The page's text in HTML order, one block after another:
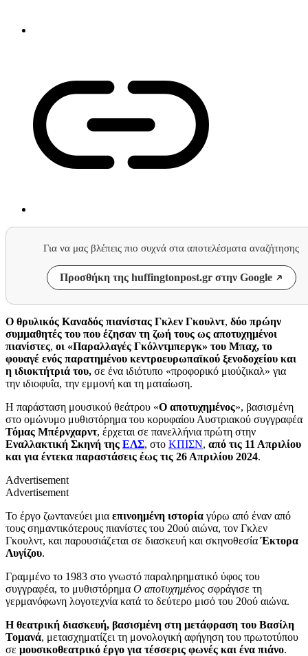
Για να μας βλέπεις πιο συχνά στα αποτελέσματα αναζήτησης
Προσθήκη της huffingtonpost.gr στην Google
Ο θρυλικός Καναδός πιανίστας Γκλεν Γκουλντ, δύο πρώην
συμμαθητές του που έζησαν τη ζωή τους ως αποτυχημένοι
πιανίστες, οι «Παραλλαγές Γκόλντμπεργκ» του Μπαχ, το
φουαγέ ενός παρατημένου κεντροευρωπαϊκού ξενοδοχείου και
η ιδιοκτήτριά του, σε ένα ιδιότυπο «προφορικό μιούζικαλ» για
την ιδιοφυΐα, την εμμονή και τη ματαίωση.
H παράσταση μουσικού θεάτρου «Ο αποτυχημένος», βασισμένη
στο ομώνυμο μυθιστόρημα του κορυφαίου Αυστριακού συγγραφέα
Τόμας Μπέρνχαρντ, έρχεται σε πανελλήνια πρώτη στην
Εναλλακτική Σκηνή της ΕΛΣ, στο ΚΠΙΣΝ, από τις 11 Απριλίου
και για έντεκα παραστάσεις έως τις 26 Απριλίου 2024.
Advertisement
Advertisement
Το έργο ζωντανεύει μια επινοημένη ιστορία γύρω από έναν από
τους σημαντικότερους πιανίστες του 20ού αιώνα, τον Γκλεν
Γκουλντ, και παρουσιάζεται σε διασκευή και σκηνοθεσίαΈκτορα
Λυγίζου.
Γραμμένο το 1983 στο γνωστό παραληρηματικό ύφος του
συγγραφέα, το μυθιστόρημα Ο αποτυχημένος σφράγισε τη
γερμανόφωνη λογοτεχνία κατά το δεύτερο μισό του 20ού αιώνα.
Η θεατρική διασκευή, βασισμένη στη μετάφραση του Βασίλη
Τομανά, μετασχηματίζει τη μονολογική αφήγηση του πρωτοτύπου
σε μουσικοθεατρικό έργο για τέσσερις φωνές και ένα πιάνο.